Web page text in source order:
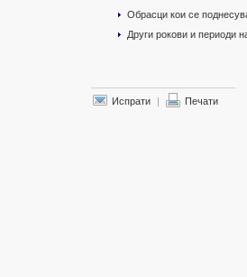
Обрасци кои се
Други рокови и периоди
Испрати | Печати